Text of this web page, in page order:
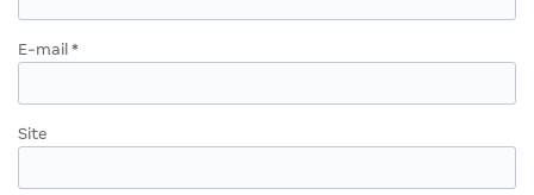
E-mail *
Site